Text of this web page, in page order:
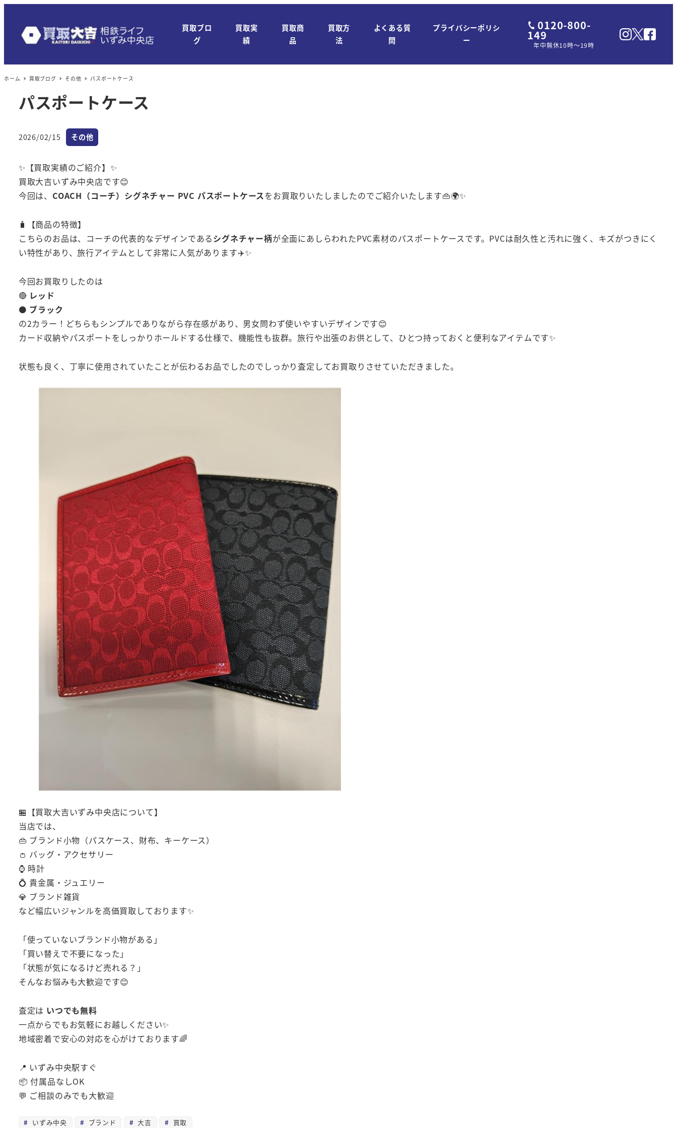
買取ブロ
グ
買取実
績
買取商
品
買取方
法
よくある質
問
プライバシーポリシ
ー
0120-800-
149
年中無休10時～19時
ホーム 買取ブログ その他 パスポートケース
パスポートケース
投稿日
2026/02/15 カテゴリー
その他
✨【買取実績のご紹介】✨
買取大吉いずみ中央店です😊
今回は、 COACH（コーチ）シグネチャー PVC パスポートケースをお買取りいたしましたのでご紹介いたします👜🌍✨
🧳【商品の特徴】
こちらのお品は、コーチの代表的なデザインであるシグネチャー柄が全面にあしらわれたPVC素材のパスポートケースです。PVCは耐久性と汚れに強く、キズがつきにく
い特性があり、旅行アイテムとして非常に人気があります✈️✨
今回お買取りしたのは
🔴 レッド
⚫ ブラック
の2カラー！どちらもシンプルでありながら存在感があり、男女問わず使いやすいデザインです😊
カード収納やパスポートをしっかりホールドする仕様で、機能性も抜群。旅行や出張のお供として、ひとつ持っておくと便利なアイテムです✨
状態も良く、丁寧に使用されていたことが伝わるお品でしたのでしっかり査定してお買取りさせていただきました。
🏪【買取大吉いずみ中央店について】
当店では、
👜 ブランド小物（パスケース、財布、キーケース）
👛 バッグ・アクセサリー
⌚ 時計
💍 貴金属・ジュエリー
💎 ブランド雑貨
など幅広いジャンルを高価買取しております✨
「使っていないブランド小物がある」
「買い替えで不要になった」
「状態が気になるけど売れる？」
そんなお悩みも大歓迎です😊
査定は いつでも無料
一点からでもお気軽にお越しください✨
地域密着で安心の対応を心がけております🌈
📍 いずみ中央駅すぐ
📦 付属品なしOK
💬 ご相談のみでも大歓迎
いずみ中央 ブランド 大吉 買取